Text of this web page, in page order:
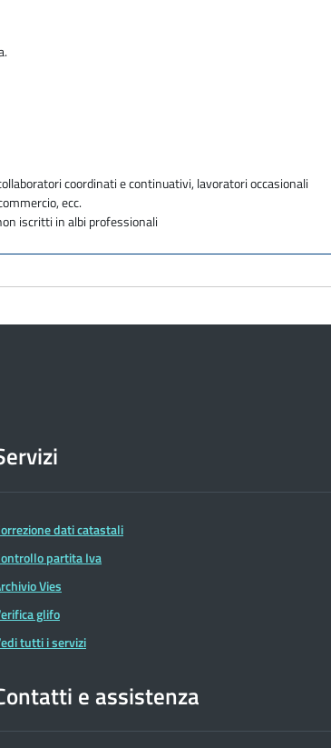
coordinati e continuativi, lavoratori occasionali
ecc.
iscritti in albi professionali
dati catastali
partita Iva
Vies
glifo
tutti i servizi
e assistenza